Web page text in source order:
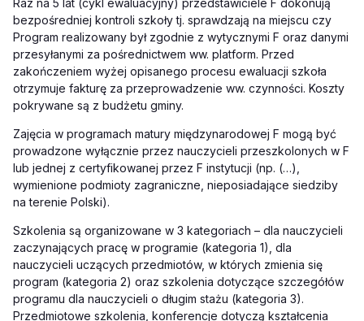
Raz na 5 lat (cykl ewaluacyjny) przedstawiciele F dokonują
bezpośredniej kontroli szkoły tj. sprawdzają na miejscu czy
Program realizowany był zgodnie z wytycznymi F oraz danymi
przesyłanymi za pośrednictwem ww. platform. Przed
zakończeniem wyżej opisanego procesu ewaluacji szkoła
otrzymuje fakturę za przeprowadzenie ww. czynności. Koszty
pokrywane są z budżetu gminy.
Zajęcia w programach matury międzynarodowej F mogą być
prowadzone wyłącznie przez nauczycieli przeszkolonych w F
lub jednej z certyfikowanej przez F instytucji (np. (…),
wymienione podmioty zagraniczne, nieposiadające siedziby
na terenie Polski).
Szkolenia są organizowane w 3 kategoriach – dla nauczycieli
zaczynających pracę w programie (kategoria 1), dla
nauczycieli uczących przedmiotów, w których zmienia się
program (kategoria 2) oraz szkolenia dotyczące szczegółów
programu dla nauczycieli o długim stażu (kategoria 3).
Przedmiotowe szkolenia, konferencje dotyczą kształcenia